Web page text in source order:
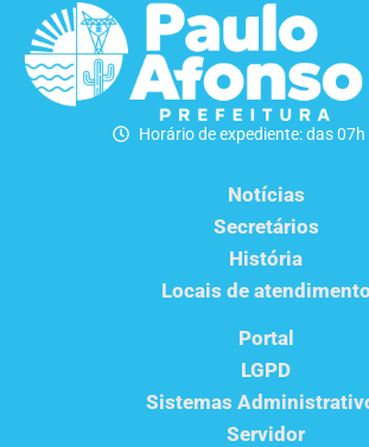
Horário de expediente: das 07h
Notícias
Secretários
História
Locais de atendimento
Portal
LGPD
Sistemas
Servidor